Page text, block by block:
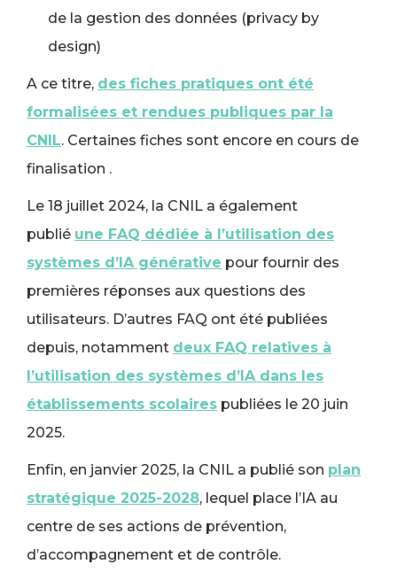
de la gestion des données (privacy by
design)
A ce titre, des fiches pratiques ont été
formalisées et rendues publiques par la
CNIL. Certaines fiches sont encore en cours de
finalisation .
Le 18 juillet 2024, la CNIL a également
publié une FAQ dédiée à l’utilisation des
systèmes d’IA générative pour fournir des
premières réponses aux questions des
utilisateurs. D’autres FAQ ont été publiées
depuis, notamment deux FAQ relatives à
l’utilisation des systèmes d’IA dans les
établissements scolaires publiées le 20 juin
2025.
Enfin, en janvier 2025, la CNIL a publié son plan
stratégique 2025-2028, lequel place l’IA au
centre de ses actions de prévention,
d’accompagnement et de contrôle.